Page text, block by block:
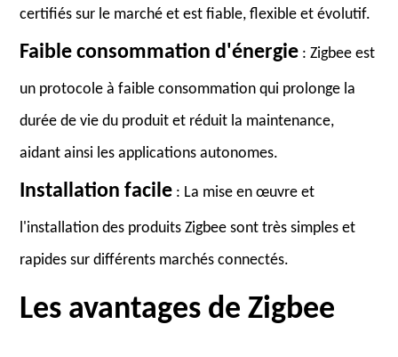
certifiés sur le marché et est fiable, flexible et évolutif.
Faible consommation d'énergie : Zigbee est
un protocole à faible consommation qui prolonge la
durée de vie du produit et réduit la maintenance,
aidant ainsi les applications autonomes.
Installation facile : La mise en œuvre et
l'installation des produits Zigbee sont très simples et
rapides sur différents marchés connectés.
Les avantages de Zigbee